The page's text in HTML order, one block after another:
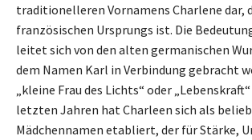
traditionelleren Vornamens Charlene dar,
französischen Ursprungs ist. Die
leitet sich von den alten germanischen
dem Namen Karl in Verbindung gebracht
„kleine Frau des Lichts“ oder
letzten Jahren hat Charleen sich als
Mädchennamen etabliert, der für Stärke,